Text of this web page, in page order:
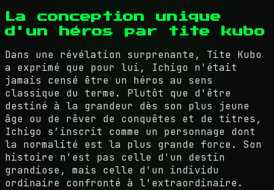
La conception unique
d'un héros par tite kubo
Dans une révélation surprenante, Tite Kubo
a exprimé que pour lui, Ichigo n'était
jamais censé être un héros au sens
classique du terme. Plutôt que d'être
destiné à la grandeur dès son plus jeune
âge ou de rêver de conquêtes et de titres,
Ichigo s’inscrit comme un personnage dont
la normalité est la plus grande force. Son
histoire n'est pas celle d'un destin
grandiose, mais celle d'un individu
ordinaire confronté à l'extraordinaire.